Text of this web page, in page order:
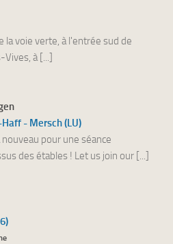
la voie verte, à l'entrée sud de
Vives, à [...]
- Mersch (LU)
pour une séance
des étables ! Let us join our [...]